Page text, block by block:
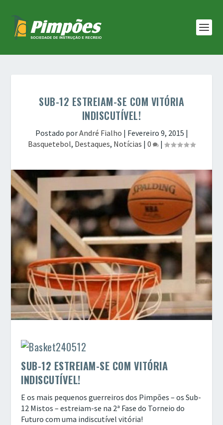
SUB-12 ESTREIAM-SE COM VITÓRIA
INDISCUTÍVEL!
Postado porAndré Fialho | Fevereiro 9, 2015 |
Basquetebol, Destaques, Notícias | 0 |
SUB-12 ESTREIAM-SE COM VITÓRIA
INDISCUTÍVEL!
E os mais pequenos guerreiros dos Pimpões – os Sub-
12 Mistos – estreiam-se na 2ª Fase do Torneio do
Futuro com uma indiscutível vitória!